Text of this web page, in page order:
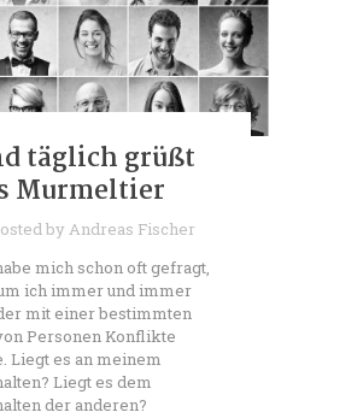
täglich grüßt
Murmeltier
byAndreas Fischer
mich schon oft gefragt,
ich immer und immer
mit einer bestimmten
Personen Konflikte
Liegt es an meinem
Liegt es dem
der anderen?